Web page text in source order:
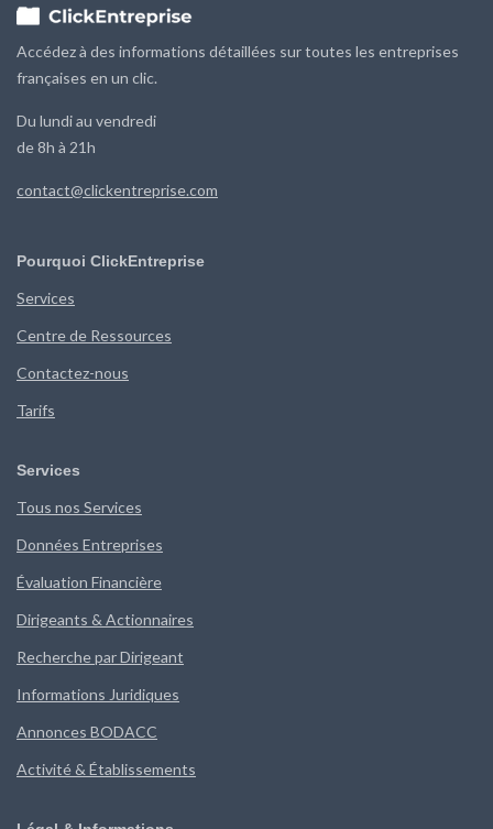
Accédez à des informations détaillées sur toutes les entreprises
françaises en un clic.
Du lundi au vendredi
de 8h à 21h
contact@clickentreprise.com
Pourquoi ClickEntreprise
Services
Centre de Ressources
Contactez-nous
Tarifs
Services
Tous nos Services
Données Entreprises
Évaluation Financière
Dirigeants & Actionnaires
Recherche par Dirigeant
Informations Juridiques
Annonces BODACC
Activité & Établissements